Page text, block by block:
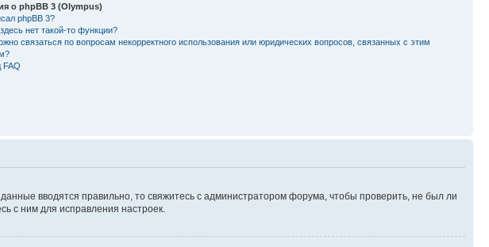
о phpBB 3 (Olympus)
phpBB 3?
нет такой-то функции?
связаться по вопросам некорректного использования или юридических вопросов, связанных с этим
FAQ
вводятся правильно, то свяжитесь с администратором форума, чтобы проверить, не был ли
с ним для исправления настроек.